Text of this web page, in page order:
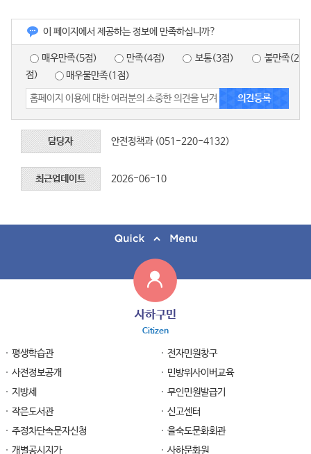
이 페이지에서 제공하는 정보에 만족하십니까?
매우만족(5점) 만족(4점) 보통(3점)
점)
매우불만족(1점)
담당자 안전정책과 (051-220-4132)
최근업데이트 2026-06-10
사하구민
Citizen
평생학습관
전자민원창구
사전정보공개
민방위사이버교육
지방세
무인민원발급기
작은도서관
신고센터
주정차단속문자신청
을숙도문화회관
개별공시지가
사하문화원